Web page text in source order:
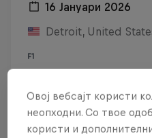
16 Јануари 2026
Detroit, United
F1
Овој вебсајт користи
неопходни. Со твое
користи и